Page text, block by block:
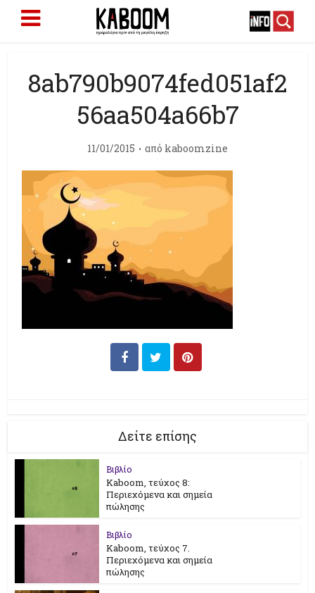
8ab790b9074fed051af2
56aa504a66b7
11/01/2015 από kaboomzine
Δείτε επίσης
Βιβλίο
Kaboom, τεύχος 8:
Περιεχόμενα και σημεία
πώλησης
Βιβλίο
Kaboom, τεύχος 7.
Περιεχόμενα και σημεία
πώλησης